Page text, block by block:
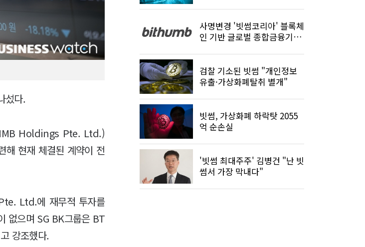
섰다.
Holdings Pte. Ltd.)
해 현재 체결된 계약이 전
Ltd.에 재무적 투자를
없으며 SG BK그룹은 BT
강조했다.
사명변경 '빗썸코리아' 블록체
인 기반 글로벌 종합금융기업
검찰 기소된 빗썸 "개인정보
유출·가상화폐탈취 별개"
빗썸, 가상화폐 하락탓 2055
억 순손실
'빗썸 최대주주' 김병건 "난 빗
썸서 가장 막내다"